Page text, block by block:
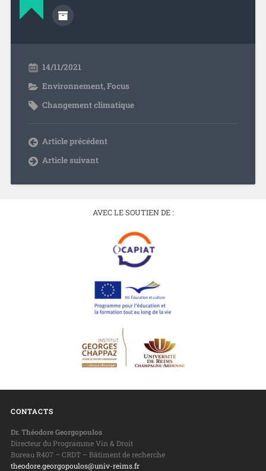
14/11/2021
Environnement,Focus
Changement climatique
Article précédent
Article suivant
AVEC LE SOUTIEN DE :
CONTACTS
Dr. Théodore Georgopoulos
Directeur du Programme Vin & Droit
Bureau R407 – CRDT – Bâtiment de recherche
theodore.georgopoulos@univ-reims.fr